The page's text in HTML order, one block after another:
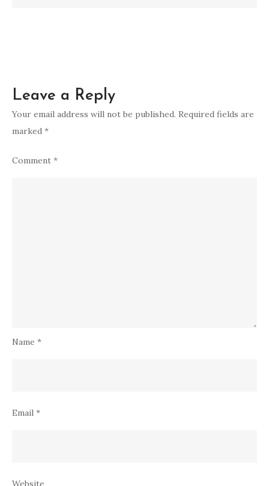
Leave a Reply
Your email address will not be published. Required fields are
marked *
Comment *
Name *
Email *
Website